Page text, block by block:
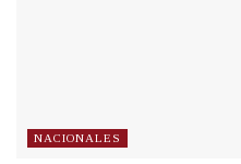
NACIONALES